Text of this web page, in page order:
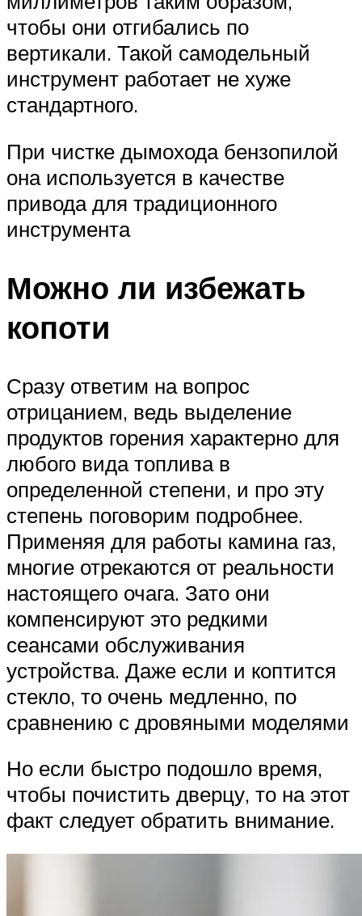
чтобы они отгибались по
вертикали. Такой самодельный
инструмент работает не хуже
стандартного.
При чистке дымохода бензопилой
она используется в качестве
привода для традиционного
инструмента
Можно ли избежать
копоти
Сразу ответим на вопрос
отрицанием, ведь выделение
продуктов горения характерно для
любого вида топлива в
определенной степени, и про эту
степень поговорим подробнее.
Применяя для работы камина газ,
многие отрекаются от реальности
настоящего очага. Зато они
компенсируют это редкими
сеансами обслуживания
устройства. Даже если и коптится
стекло, то очень медленно, по
сравнению с дровяными моделями
Но если быстро подошло время,
чтобы почистить дверцу, то на этот
факт следует обратить внимание.